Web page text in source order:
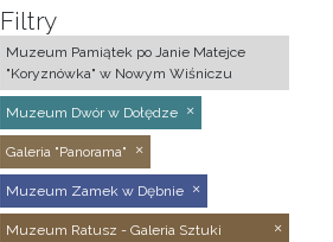
Filtry
Muzeum Pamiątek po Janie Matejce
"Koryznówka" w Nowym Wiśniczu
Muzeum Dwór w Dołędze
Galeria "Panorama"
Muzeum Zamek w Dębnie
Muzeum Ratusz - Galeria Sztuki